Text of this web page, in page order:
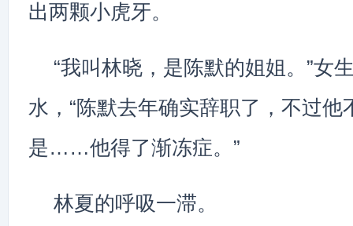
出两颗小虎牙。
“我叫林晓，是陈默的姐姐。”女
水，“陈默去年确实辞职了，不过他
是……他得了渐冻症。”
林夏的呼吸一滞。